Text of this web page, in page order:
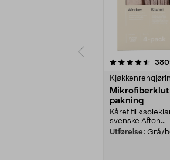
pakning
Kåret til
svenske Afton...
Utførelse: Grå/
4.5av